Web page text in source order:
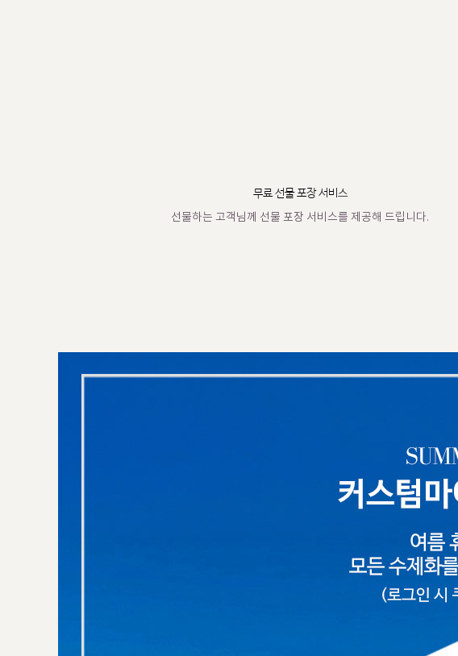
무료 선물 포장 서비스
선물하는 고객님께 선물 포장 서비스를 제공해 드립니다.